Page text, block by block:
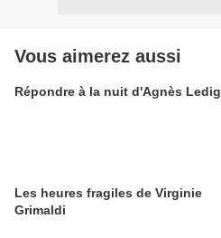
Vous aimerez aussi
Répondre à la nuit d'Agnès Ledig
Les heures fragiles de Virginie
Grimaldi